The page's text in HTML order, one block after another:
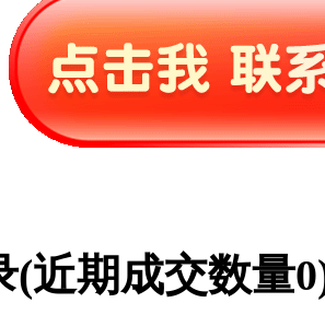
(近期成交数量0